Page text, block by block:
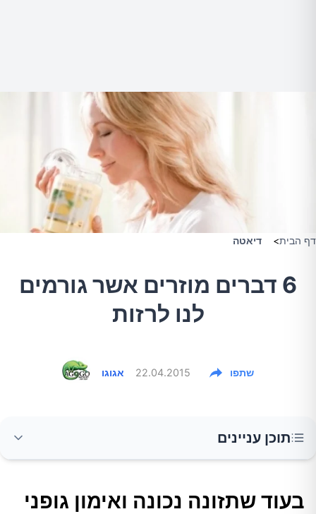
דף הבית> דיאטה
6 דברים מוזרים אשר גורמים
לנו לרזות
אגוגו 22.04.2015 שתפו
תוכן עניינים
הכי טובות להוריד במשקל, לפעמים אנו צריכים עוד
בעוד שתזונה נכונה ואימון גופני